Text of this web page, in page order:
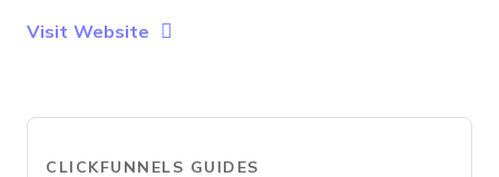
Visit Website Opens New Window
CLICKFUNNELS GUIDES